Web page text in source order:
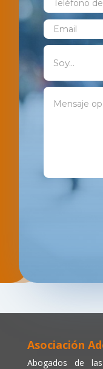
Asociación
Abogados de